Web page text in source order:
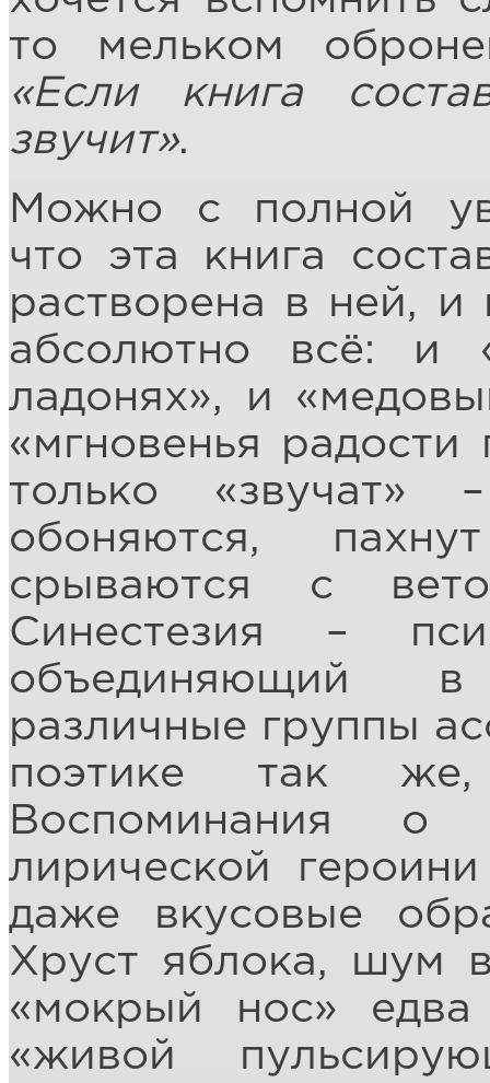
то мельком
«Если книга
звучит».
Можно с полной
что эта книга
растворена в ней,
абсолютно всё: и
ладонях», и
«мгновенья радости
только
обоняются,
срываются с
Синестезия –
объединяющий
различные группы
поэтике так
Воспоминания
лирической
даже вкусовые
Хруст яблока, шум
«мокрый нос»
«живой